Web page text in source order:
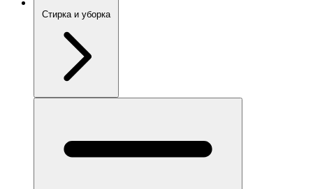
Стирка и уборка